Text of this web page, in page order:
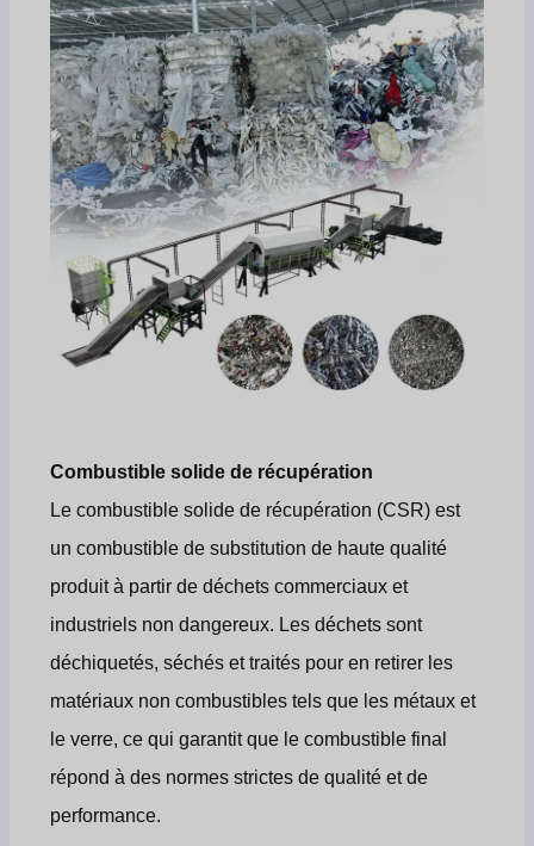
Combustible solide de récupération
Le combustible solide de récupération (CSR) est
un combustible de substitution de haute qualité
produit à partir de déchets commerciaux et
industriels non dangereux. Les déchets sont
déchiquetés, séchés et traités pour en retirer les
matériaux non combustibles tels que les métaux et
le verre, ce qui garantit que le combustible final
répond à des normes strictes de qualité et de
performance.